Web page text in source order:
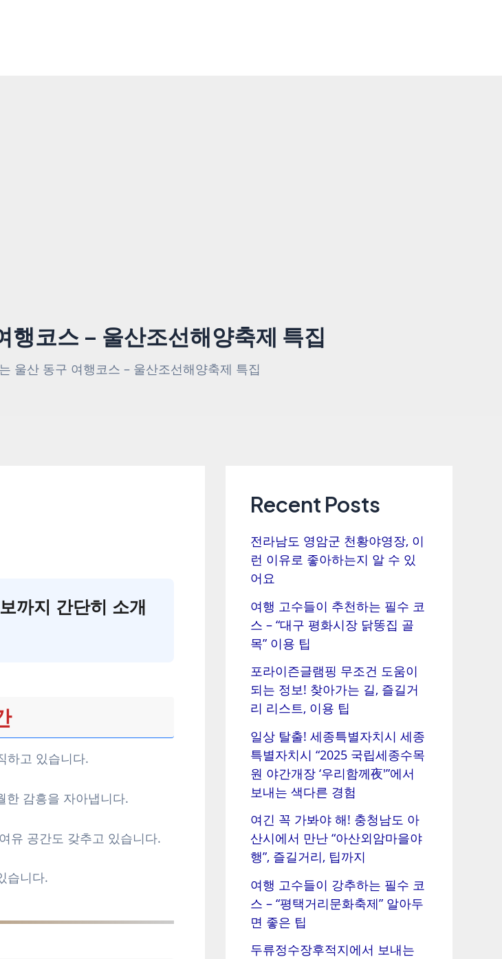
행코스 – 울산조선해양축제 특집
울산 동구 여행코스 – 울산조선해양축제 특집
까지 간단히 소개
하고 있습니다.
한 감흥을 자아냅니다.
유 공간도 갖추고 있습니다.
습니다.
Recent Posts
전라남도 영암군 천황야영장, 이
런 이유로 좋아하는지 알 수 있
어요
여행 고수들이 추천하는 필수 코
스 – “대구 평화시장 닭똥집 골
목” 이용 팁
포라이즌글램핑 무조건 도움이
되는 정보! 찾아가는 길, 즐길거
리 리스트, 이용 팁
일상 탈출! 세종특별자치시 세종
특별자치시 “2025 국립세종수목
원 야간개장 ‘우리함께夜'”에서
보내는 색다른 경험
여긴 꼭 가봐야 해! 충청남도 아
산시에서 만난 “아산외암마을야
행”, 즐길거리, 팁까지
여행 고수들이 강추하는 필수 코
스 – “평택거리문화축제” 알아두
면 좋은 팁
두류정수장후적지에서 보내는